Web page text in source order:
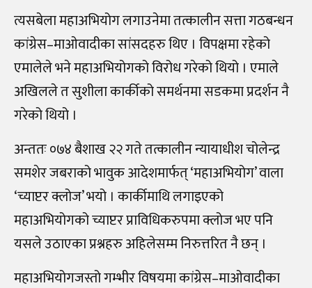
त्यसबेला महाअभियोग लगाउनेमा तत्कालीन सत्ता गठबन्धन
कांग्रेस–माओवादीका सांसदहरु थिए । विपक्षमा रहेको
एमालेले भने महाअभियोगको विरोध गरेको थियो । एमाले
अखिलले त सुशीला कार्कीको समर्थनमा सडकमा प्रदर्शन नै
गरेको थियो ।
अन्ततः ०७४ बैशाख २२ गते तत्कालीन न्यायाधीश चोलेन्द्र
समशेर जबराको भावुक आदेशमार्फत् ‘महाअभियोग’ वाला
‘च्याप्टर क्लोज’ भयो । कार्कीमाथि लगाइएको
महाअभियोगको च्याप्टर प्राविधिकरुपमा क्लोज भए पनि
यसले उठाएका प्रश्नहरु अहिलेसम्म निरुत्तरित नै छन् ।
महाअभियोगजस्तो गम्भीर विषयमा कांग्रेस–माओवादीका